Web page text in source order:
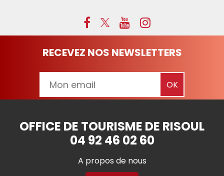
RECEVEZ NOS NEWSLETTERS
OFFICE DE TOURISME DE RISOUL
04 92 46 02 60
A propos de nous